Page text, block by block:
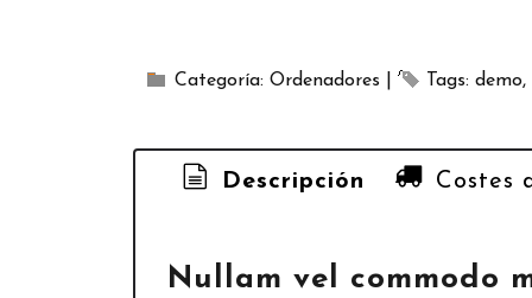
Categoría: Ordenadores Tags: demo
Descripción Costes
Nullam vel commodo